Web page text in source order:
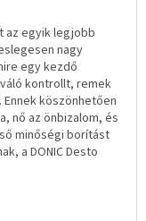
az egyik legjobb
nagy
egy kezdő
kontrollt, remek
köszönhetően
nő az önbizalom, és
minőségi borítást
a DONIC Desto